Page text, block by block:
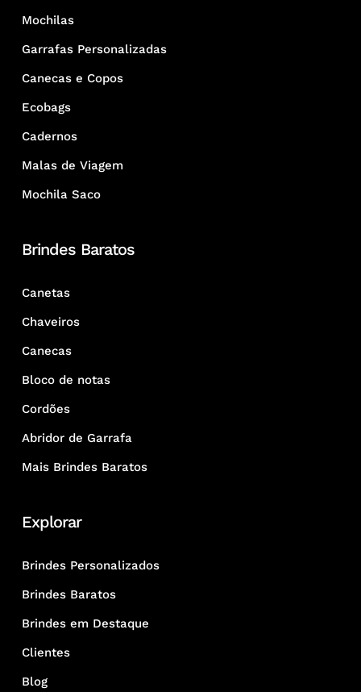
Mochilas
Garrafas Personalizadas
Canecas e Copos
Ecobags
Cadernos
Malas de Viagem
Mochila Saco
Brindes Baratos
Canetas
Chaveiros
Canecas
Bloco de notas
Cordões
Abridor de Garrafa
Mais Brindes Baratos
Explorar
Brindes Personalizados
Brindes Baratos
Brindes em Destaque
Clientes
Blog